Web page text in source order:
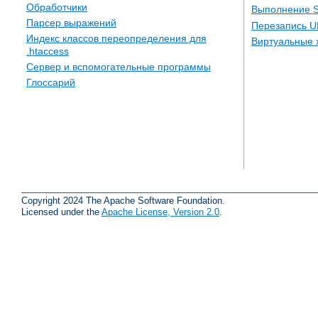
Обработчики
Парсер выражений
Индекс классов переопределения для
.htaccess
Сервер и вспомогательные программы
Глоссарий
Выполнение
Перезапись
Виртуальные
Copyright 2024 The Apache Software Foundation.
Licensed under the Apache License, Version 2.0